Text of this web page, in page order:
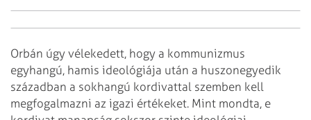
Orbán úgy vélekedett, hogy a kommunizmus
egyhangú, hamis ideológiája után a huszonegyedik
században a sokhangú kordivattal szemben kell
megfogalmazni az igazi értékeket. Mint mondta, e